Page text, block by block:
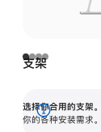
支架
选择你合用的支架。
你的各种安装需求。
展